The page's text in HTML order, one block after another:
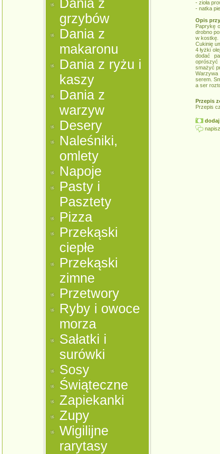
Dania z
grzybów
Dania z
makaronu
Dania z ryżu i
kaszy
Dania z
warzyw
Desery
Naleśniki,
omlety
Napoje
Pasty i
Pasztety
Pizza
Przekąski
ciepłe
Przekąski
zimne
Przetwory
Ryby i owoce
morza
Sałatki i
surówki
Sosy
Świąteczne
Zapiekanki
Zupy
Wigilijne
rarytasy
- zioła
- natka
Opis
Paprykę
drobno
w kostkę.
Cukinię
4 łyżki
dodać
oprószyć
smażyć
serem.
a ser
Przepis
Przepis